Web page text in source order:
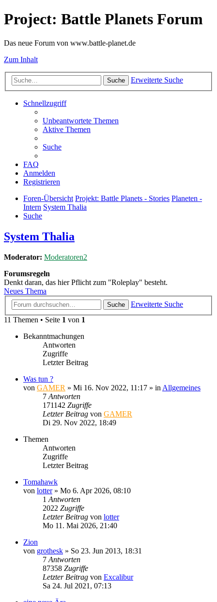
Project: Battle Planets Forum
Das neue Forum von www.battle-planet.de
Zum Inhalt
Suche Erweiterte Suche
Schnellzugriff
Unbeantwortete Themen
Aktive Themen
Suche
FAQ
Anmelden
Registrieren
Foren-Übersicht Projekt: Battle Planets - Stories Planeten -
Intern System Thalia
Suche
System Thalia
Moderator: Moderatoren2
Forumsregeln
Denkt daran, das hier Pflicht zum "Roleplay" besteht.
Neues Thema
Suche
Erweiterte Suche
11 Themen • Seite 1 von 1
Bekanntmachungen
Antworten
Zugriffe
Letzter Beitrag
Was tun ?
von GAMER » Mi 16. Nov 2022, 11:17 » in Allgemeines
7 Antworten
171142 Zugriffe
Letzter Beitrag von GAMER
Di 29. Nov 2022, 18:49
Themen
Antworten
Zugriffe
Letzter Beitrag
Tomahawk
von lotter» Mo 6. Apr 2026, 08:10
1 Antworten
2022 Zugriffe
Letzter Beitrag von lotter
Mo 11. Mai 2026, 21:40
Zion
von grothesk » So 23. Jun 2013, 18:31
7 Antworten
87358 Zugriffe
Letzter Beitrag von Excalibur
Sa 24. Jul 2021, 07:13